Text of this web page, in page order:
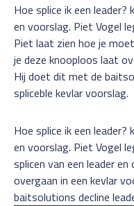
Hoe splice ik een
en voorslag. Piet Vogel
Piet laat zien hoe je
je deze knooploos laat
Hij doet dit met de
spliceble kevlar voorslag.
Hoe splice ik een
en voorslag. Piet Vogel
splicen van een leader
overgaan in een kevlar
baitsolutions decline